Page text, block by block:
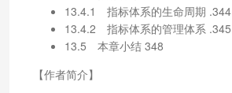
13.4.1 指标体系的生命周期 .344
13.4.2 指标体系的管理体系 .345
13.5 本章小结 348
【作者简介】